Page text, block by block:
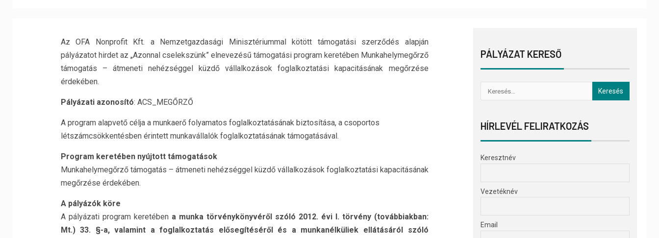
Az OFA Nonprofit Kft. a Nemzetgazdasági Minisztériummal kötött támogatási szerződés alapján
pályázatot hirdet az „Azonnal cselekszünk” elnevezésű támogatási program keretében Munkahelymegőrző
támogatás – átmeneti nehézséggel küzdő vállalkozások foglalkoztatási kapacitásának megőrzése
érdekében.
Pályázati azonosító: ACS_MEGŐRZŐ
A program alapvető célja a munkaerő folyamatos foglalkoztatásának biztosítása, a csoportos
létszámcsökkentésben érintett munkavállalók foglalkoztatásának támogatásával.
Program keretében nyújtott támogatások
Munkahelymegőrző támogatás – átmeneti nehézséggel küzdő vállalkozások foglalkoztatási kapacitásának
megőrzése érdekében.
A pályázók köre
A pályázati program keretében a munka törvénykönyvéről szóló 2012. évi I. törvény (továbbiakban:
Mt.) 33. §-a, valamint a foglalkoztatás elősegítéséről és a munkanélküliek ellátásáról szóló
PÁLYÁZAT KERESŐ
HÍRLEVÉL FELIRATKOZÁS
Keresztnév
Vezetéknév
Email